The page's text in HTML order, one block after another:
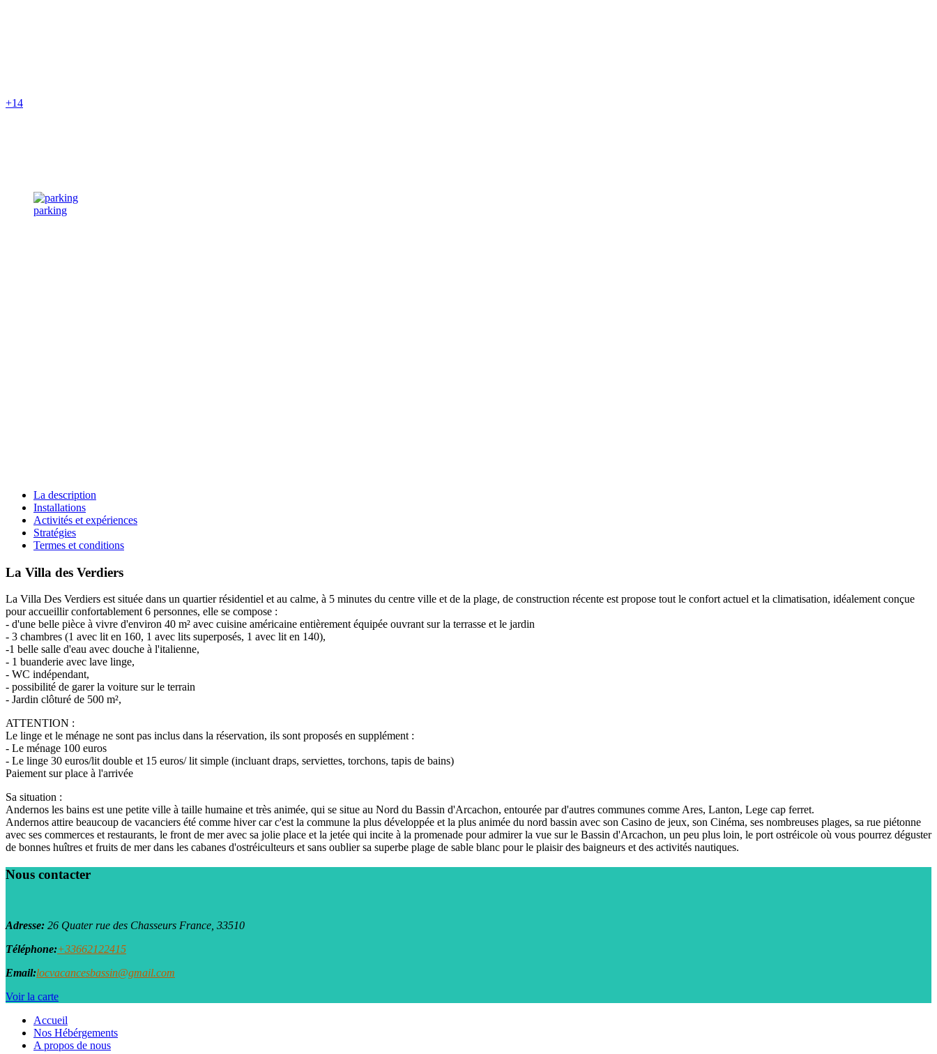
+14
parking
La description
Installations
Activités et expériences
Stratégies
Termes et conditions
La Villa des Verdiers
La Villa Des Verdiers est située dans un quartier résidentiel et au calme, à 5 minutes du centre ville et de la plage, de construction récente est propose tout le confort actuel et la climatisation, idéalement conçue
pour accueillir confortablement 6 personnes, elle se compose :
- d'une belle pièce à vivre d'environ 40 m² avec cuisine américaine entièrement équipée ouvrant sur la terrasse et le jardin
- 3 chambres (1 avec lit en 160, 1 avec lits superposés, 1 avec lit en 140),
-1 belle salle d'eau avec douche à l'italienne,
- 1 buanderie avec lave linge,
- WC indépendant,
- possibilité de garer la voiture sur le terrain
- Jardin clôturé de 500 m²,
ATTENTION :
Le linge et le ménage ne sont pas inclus dans la réservation, ils sont proposés en supplément :
- Le ménage 100 euros
- Le linge 30 euros/lit double et 15 euros/ lit simple (incluant draps, serviettes, torchons, tapis de bains)
Paiement sur place à l'arrivée
Sa situation :
Andernos les bains est une petite ville à taille humaine et très animée, qui se situe au Nord du Bassin d'Arcachon, entourée par d'autres communes comme Ares, Lanton, Lege cap ferret.
Andernos attire beaucoup de vacanciers été comme hiver car c'est la commune la plus développée et la plus animée du nord bassin avec son Casino de jeux, son Cinéma, ses nombreuses plages, sa rue piétonne
avec ses commerces et restaurants, le front de mer avec sa jolie place et la jetée qui incite à la promenade pour admirer la vue sur le Bassin d'Arcachon, un peu plus loin, le port ostréicole où vous pourrez déguster
de bonnes huîtres et fruits de mer dans les cabanes d'ostréiculteurs et sans oublier sa superbe plage de sable blanc pour le plaisir des baigneurs et des activités nautiques.
Nous contacter
Adresse: 26 Quater rue des Chasseurs France, 33510
Téléphone:+33662122415
Email:locvacancesbassin@gmail.com
Voir la carte
Accueil
Nos Hébérgements
A propos de nous